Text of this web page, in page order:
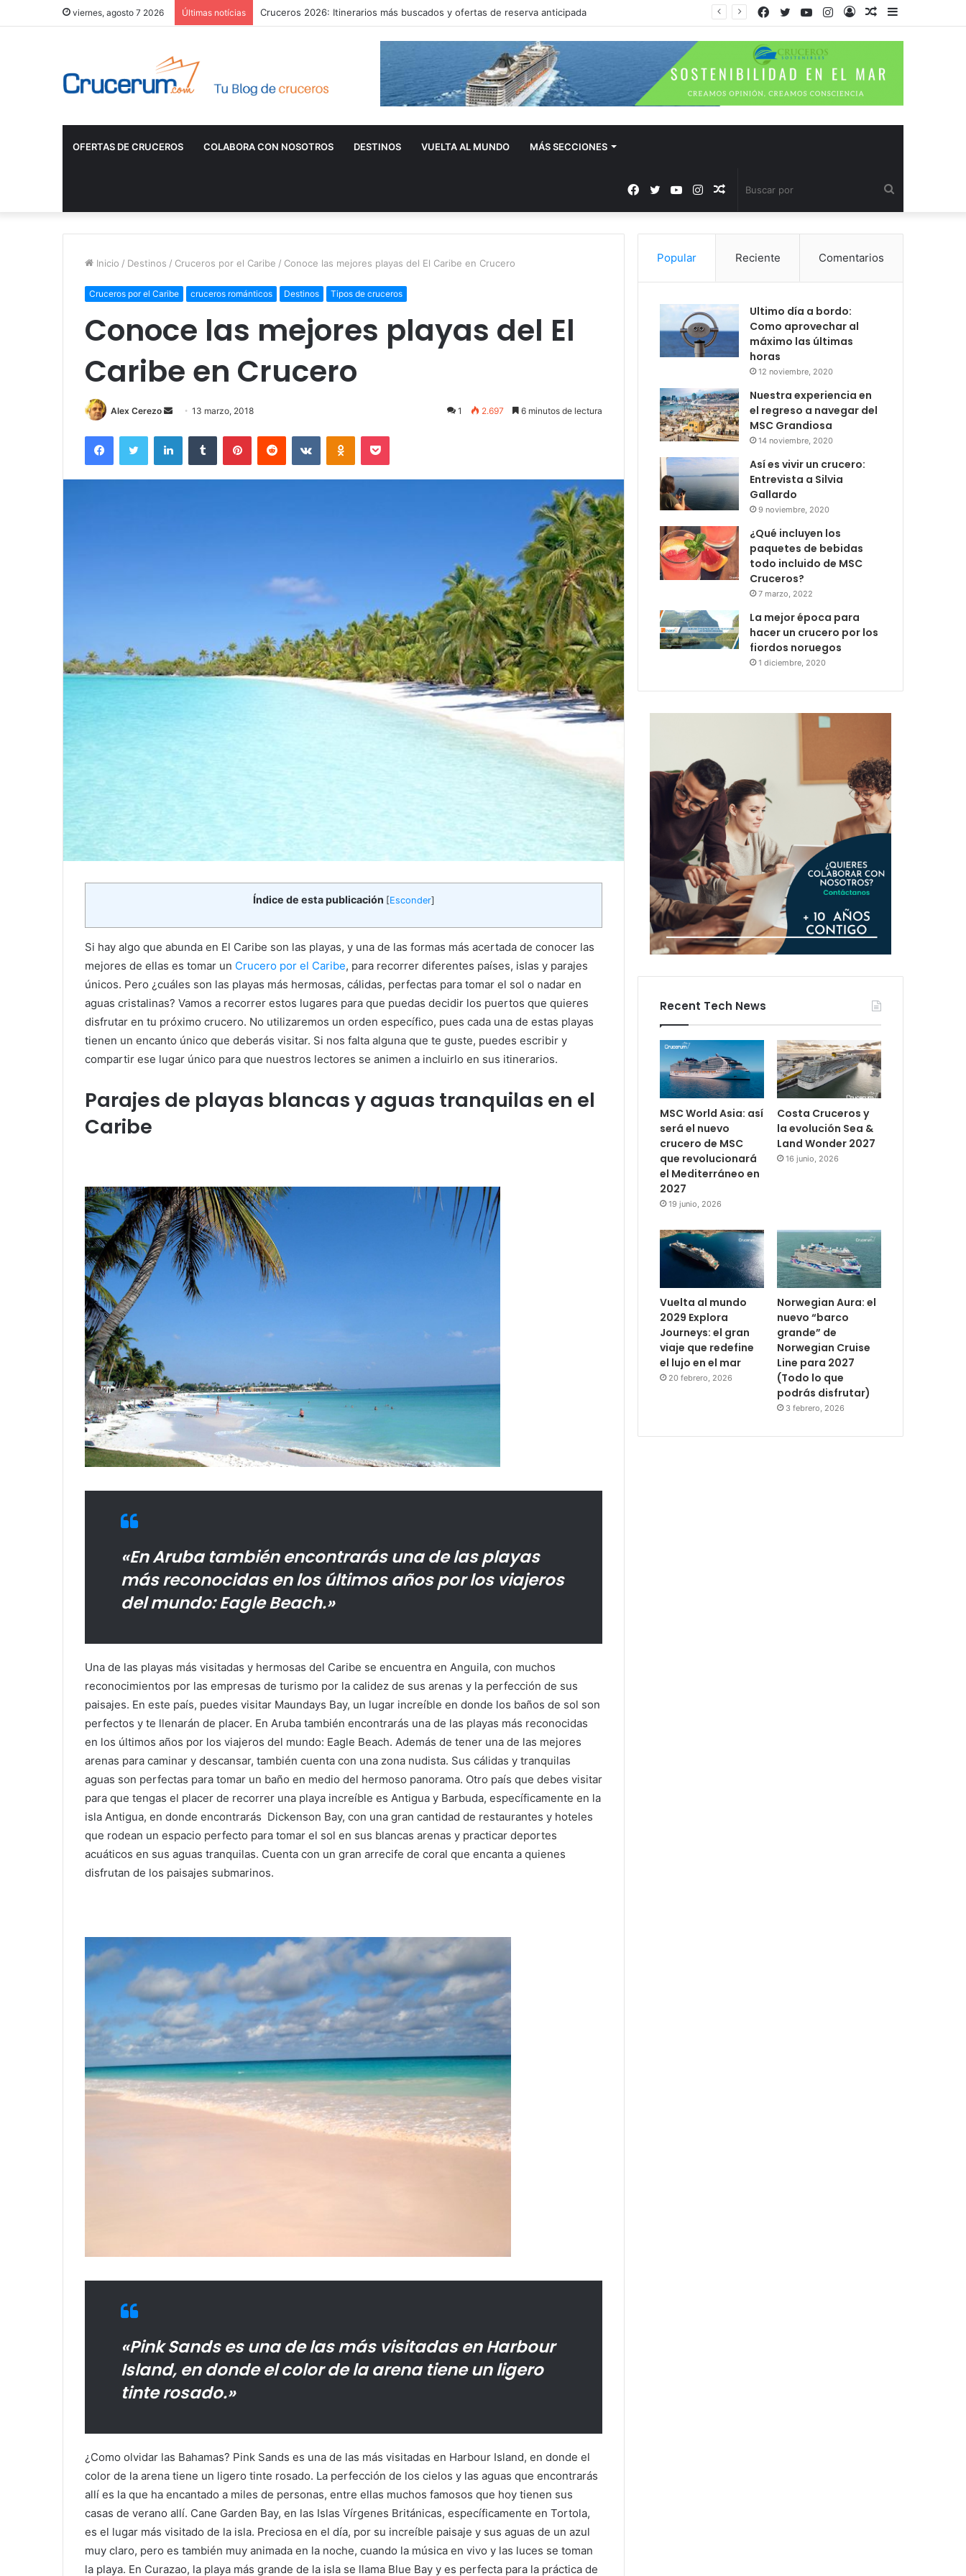
viernes, agosto 7 2026 Últimas notícias Cruceros 2026: Itinerarios más buscados y ofertas de reserva anticipada
Barra
Publicación
Acceso
Instagram
YouTube
Twitter
Facebook
OFERTAS DE CRUCEROS COLABORA CON NOSOTROS DESTINOS VUELTA AL MUNDO MÁS SECCIONES
por
Publicación
al
Instagram
YouTube
Twitter
Facebook
Inicio / Destinos / Cruceros por el Caribe / Conoce las mejores playas del El Caribe en Crucero
Cruceros por el Caribe cruceros románticos Destinos Tipos de cruceros
Conoce las mejores playas del El
Caribe en Crucero
Alex Cerezo
Send13 marzo, 2018 1 2.697 6 minutos de lectura
FacebookTwitter LinkedInTumblr PinterestReddit VKontakteOdnoklassniki
Pocket
Índice de esta publicación [Esconder]
Si hay algo que abunda en El Caribe son las playas, y una de las formas más acertada de conocer las
mejores de ellas es tomar un Crucero por el Caribe, para recorrer diferentes países, islas y parajes
únicos. Pero ¿cuáles son las playas más hermosas, cálidas, perfectas para tomar el sol o nadar en
aguas cristalinas? Vamos a recorrer estos lugares para que puedas decidir los puertos que quieres
disfrutar en tu próximo crucero. No utilizaremos un orden específico, pues cada una de estas playas
tienen un encanto único que deberás visitar. Si nos falta alguna que te guste, puedes escribir y
compartir ese lugar único para que nuestros lectores se animen a incluirlo en sus itinerarios.
Parajes de playas blancas y aguas tranquilas en el
Caribe
«En Aruba también encontrarás una de las playas
más reconocidas en los últimos años por los viajeros
del mundo: Eagle Beach.»
Una de las playas más visitadas y hermosas del Caribe se encuentra en Anguila, con muchos
reconocimientos por las empresas de turismo por la calidez de sus arenas y la perfección de sus
paisajes. En este país, puedes visitar Maundays Bay, un lugar increíble en donde los baños de sol son
perfectos y te llenarán de placer. En Aruba también encontrarás una de las playas más reconocidas
en los últimos años por los viajeros del mundo: Eagle Beach. Además de tener una de las mejores
arenas para caminar y descansar, también cuenta con una zona nudista. Sus cálidas y tranquilas
aguas son perfectas para tomar un baño en medio del hermoso panorama. Otro país que debes visitar
para que tengas el placer de recorrer una playa increíble es Antigua y Barbuda, específicamente en la
isla Antigua, en donde encontrarás Dickenson Bay, con una gran cantidad de restaurantes y hoteles
que rodean un espacio perfecto para tomar el sol en sus blancas arenas y practicar deportes
acuáticos en sus aguas tranquilas. Cuenta con un gran arrecife de coral que encanta a quienes
disfrutan de los paisajes submarinos.
«Pink Sands es una de las más visitadas en Harbour
Island, en donde el color de la arena tiene un ligero
tinte rosado.»
¿Como olvidar las Bahamas? Pink Sands es una de las más visitadas en Harbour Island, en donde el
color de la arena tiene un ligero tinte rosado. La perfección de los cielos y las aguas que encontrarás
allí es la que ha encantado a miles de personas, entre ellas muchos famosos que hoy tienen sus
casas de verano allí. Cane Garden Bay, en las Islas Vírgenes Británicas, específicamente en Tortola,
es el lugar más visitado de la isla. Preciosa en el día, por su increíble paisaje y sus aguas de un azul
muy claro, pero es también muy animada en la noche, cuando la música en vivo y las luces se toman
la playa. En Curazao, la playa más grande de la isla se llama Blue Bay y es perfecta para la práctica de
Popular Reciente Comentarios
Ultimo día a bordo:
Como aprovechar al
máximo las últimas
horas
12 noviembre, 2020
Nuestra experiencia en
el regreso a navegar del
MSC Grandiosa
14 noviembre, 2020
Así es vivir un crucero:
Entrevista a Silvia
Gallardo
9 noviembre, 2020
¿Qué incluyen los
paquetes de bebidas
todo incluido de MSC
Cruceros?
7 marzo, 2022
La mejor época para
hacer un crucero por los
fiordos noruegos
1 diciembre, 2020
Recent Tech News
MSC World Asia: así
será el nuevo
crucero de MSC
que revolucionará
el Mediterráneo en
2027
19 junio, 2026
Costa Cruceros y
la evolución Sea &
Land Wonder 2027
16 junio, 2026
Vuelta al mundo
2029 Explora
Journeys: el gran
viaje que redefine
el lujo en el mar
20 febrero, 2026
Norwegian Aura: el
nuevo “barco
grande” de
Norwegian Cruise
Line para 2027
(Todo lo que
podrás disfrutar)
3 febrero, 2026